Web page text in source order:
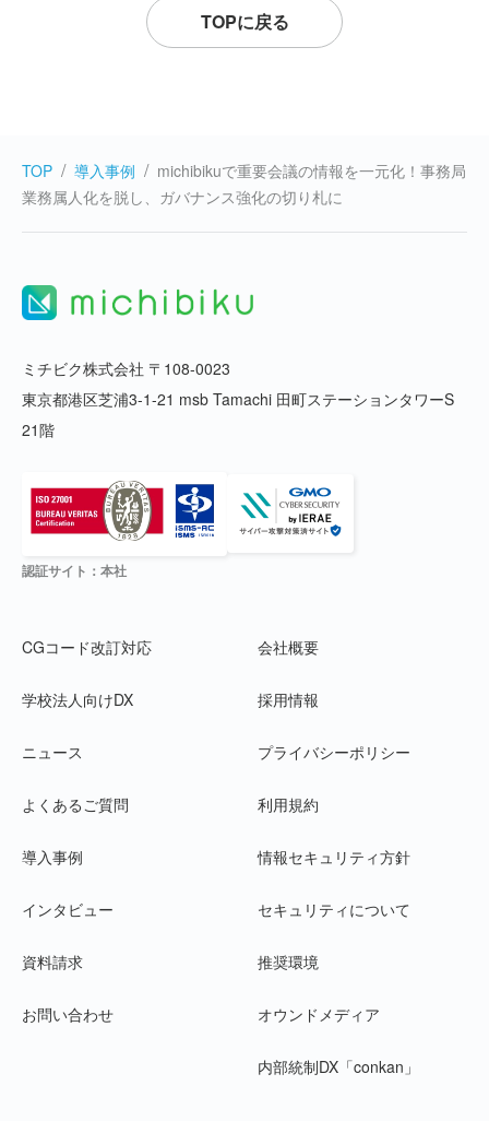
TOPに戻る
TOP 導入事例
michibikuで重要会議の情報を一元化！事務局
業務属人化を脱し、ガバナンス強化の切り札に
ミチビク株式会社 〒108-0023
東京都港区芝浦3-1-21 msb Tamachi 田町ステーションタワーS
21階
認証サイト：本社
CGコード改訂対応
学校法人向けDX
ニュース
よくあるご質問
導入事例
インタビュー
資料請求
お問い合わせ
会社概要
採用情報
プライバシーポリシー
利用規約
情報セキュリティ方針
セキュリティについて
推奨環境
オウンドメディア
内部統制DX「conkan」